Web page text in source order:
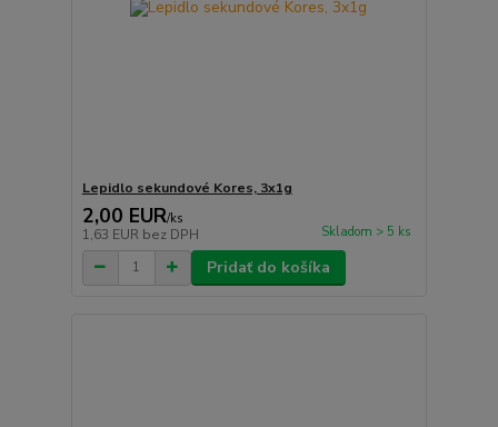
Lepidlo sekundové Kores, 3x1g
2,00 EUR/ks
1,63 EUR bez DPH Skladom > 5 ks
Pridať do košíka